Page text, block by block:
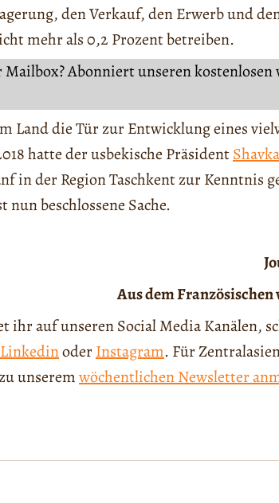
den Verkauf, den Erwerb und
mehr als 0,2 Prozent betreiben.
Abonniert unseren
Land die Tür zur Entwicklung eines
hatte der usbekische Präsident
in der Region Taschkent zur Kenntnis
beschlossene Sache.
Aus dem
ihr auf unseren Social Media Kanälen,
LinkedinoderInstagram. Für
unseremwöchentlichen Newsletter